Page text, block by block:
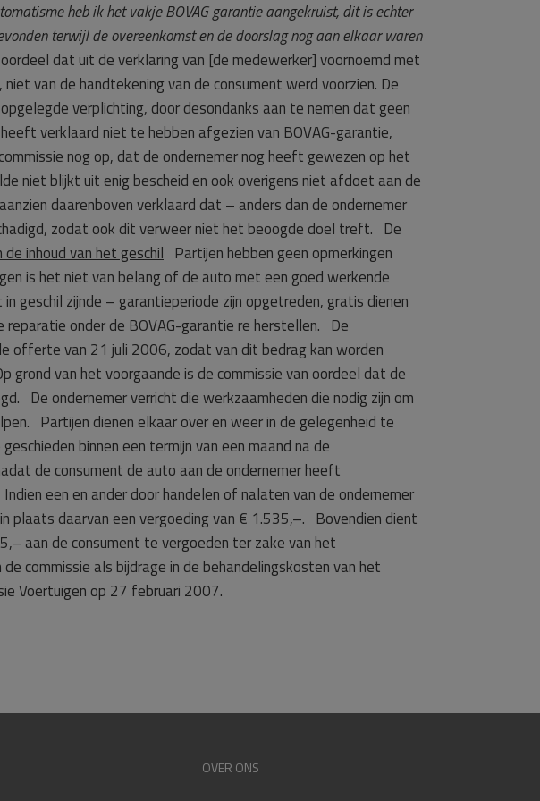
heb ik het vakje BOVAG garantie aangekruist, dit is echter
terwijl de overeenkomst en de doorslag nog aan elkaar waren
dat uit de verklaring van [de medewerker] voornoemd met
van de handtekening van de consument werd voorzien. De
verplichting, door desondanks aan te nemen dat geen
verklaard niet te hebben afgezien van BOVAG-garantie,
nog op, dat de ondernemer nog heeft gewezen op het
niet blijkt uit enig bescheid en ook overigens niet afdoet aan de
daarenboven verklaard dat – anders dan de ondernemer
zodat ook dit verweer niet het beoogde doel treft. De
de inhoud van het geschil Partijen hebben geen opmerkingen
is het niet van belang of de auto met een goed werkende
geschil zijnde – garantieperiode zijn opgetreden, gratis dienen
onder de BOVAG-garantie re herstellen. De
offerte van 21 juli 2006, zodat van dit bedrag kan worden
grond van het voorgaande is de commissie van oordeel dat de
De ondernemer verricht die werkzaamheden die nodig zijn om
Partijen dienen elkaar over en weer in de gelegenheid te
binnen een termijn van een maand na de
de consument de auto aan de ondernemer heeft
een en ander door handelen of nalaten van de ondernemer
plaats daarvan een vergoeding van € 1.535,–. Bovendien dient
aan de consument te vergoeden ter zake van het
commissie als bijdrage in de behandelingskosten van het
Voertuigen op 27 februari 2007.
OVER ONS